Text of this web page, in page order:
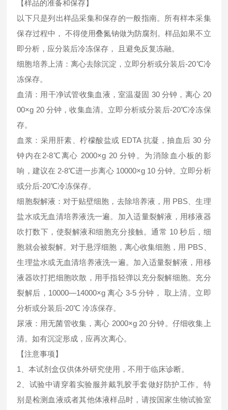
【样品的准备和保存】
以下只是列出样品采集和保存的一般指南。所有样本采集
保存过程中， 不得使用叠氮钠做为防腐剂。样品如果不立
即分析，应分装后冷冻保存， 且避免反复冻融。
细胞培养上清：离心去除沉淀，立即分析或分装后-20℃冷
冻保存。
血清：用干净试管收集血液，室温凝固 30 分钟，离心 20
00×g 20 分钟，收集血清。立即分析或分装后-20℃冷冻保
存。
血浆：采用肝素、柠檬酸盐或 EDTA 抗凝，抽血后 30 分
钟内在2-8℃离心 2000×g 20 分钟。为消除血小板的影
响，建议在 2-8℃进一步离心 10000×g 10 分钟。立即分析
或分后-20℃冷冻保存。
细胞裂解液：对于贴壁细胞，去除培养液，用 PBS、生理
盐水或无血清培养液洗一遍。加入适量裂解液，用移液器
吹打数下，使裂解液和细胞充分接触。通常 10 秒后，细
胞就会被裂解。对于悬浮细胞，离心收集细胞，用 PBS、
生理盐水或无血清培养液洗一遍。加入适量裂解液，用移
液器吹打把细胞吹散，用手指轻弹以充分裂解细胞。充分
裂解后，10000—14000×g 离心 3-5 分钟， 取上清。立即
分析或分装后-20℃ 冷冻保存。
尿液：用无菌管收集，离心 2000×g 20 分钟。仔细收集上
清。如有沉淀形成，应再次离心。
【注意事项】
1、本试剂盒仅供体外研究使用，不用于临床诊断。
2、试验中请穿着实验服并戴乳胶手套做好防护工作。特
别是检测血液或者其他体液样品时，请按国家生物试验室